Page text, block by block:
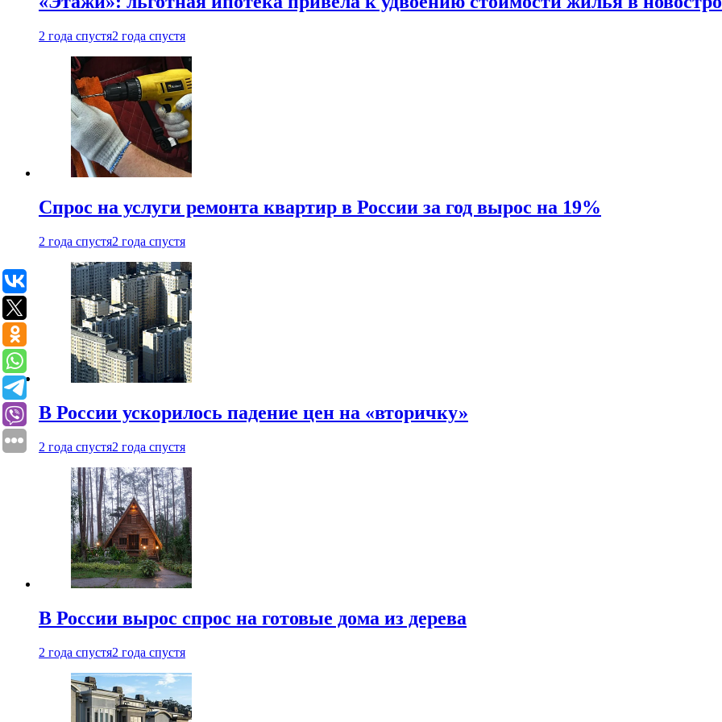
2 года спустя2 года спустя
Спрос на услуги ремонта квартир в России за год вырос на 19%
2 года спустя2 года спустя
В России ускорилось падение цен на «вторичку»
2 года спустя2 года спустя
В России вырос спрос на готовые дома из дерева
2 года спустя2 года спустя